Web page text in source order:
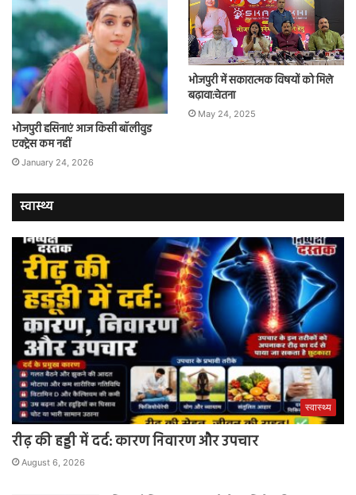
भोजपुरी हसिनाएं आज किसी बॉलीवुड
एक्ट्रेस कम नहीं
January 24, 2026
भोजपुरी में सकारात्मक विषयों को मिले
बढ़ावा:चेतना
May 24, 2025
स्वास्थ्य
स्वास्थ्य
रीढ़ की हड्डी में दर्द: कारण निवारण और उपचार
August 6, 2026